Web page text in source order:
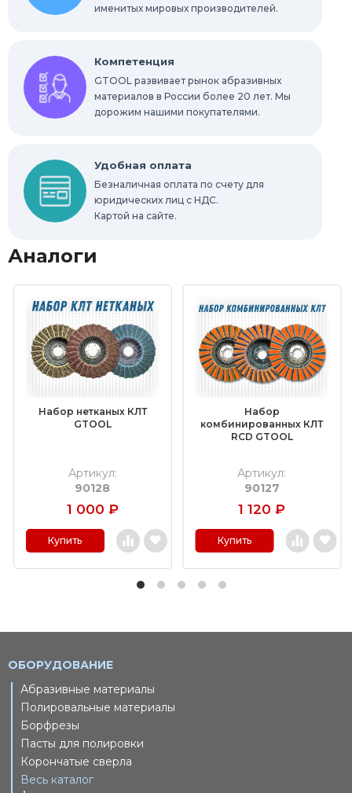
именитых мировых производителей.
Компетенция
GTOOL развивает рынок абразивных
материалов в России более 20 лет. Мы
дорожим нашими покупателями.
Удобная оплата
Безналичная оплата по счету для
юридических лиц с НДС.
Картой на сайте.
Аналоги
Набор нетканых КЛТ
GTOOL
Артикул:
90128
1 000 ₽
Купить
Набор
комбинированных КЛТ
RCD GTOOL
Артикул:
90127
1 120 ₽
Купить
ОБОРУДОВАНИЕ
Абразивные материалы
Полировальные материалы
Борфрезы
Пасты для полировки
Корончатые сверла
Весь каталог